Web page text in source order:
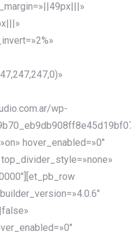
wp-
hover_enabled=»0″